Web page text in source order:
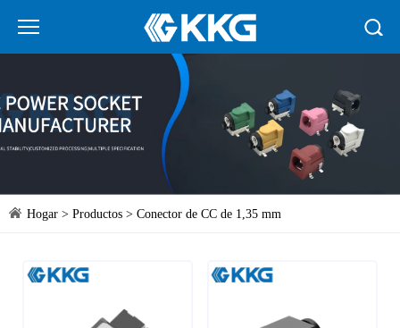
Hogar > Productos > Conector de CC de 1,35 mm